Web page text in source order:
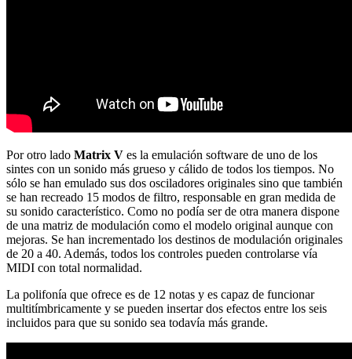
Por otro lado Matrix V es la emulación software de uno de los
sintes con un sonido más grueso y cálido de todos los tiempos. No
sólo se han emulado sus dos osciladores originales sino que también
se han recreado 15 modos de filtro, responsable en gran medida de
su sonido característico. Como no podía ser de otra manera dispone
de una matriz de modulación como el modelo original aunque con
mejoras. Se han incrementado los destinos de modulación originales
de 20 a 40. Además, todos los controles pueden controlarse vía
MIDI con total normalidad.
La polifonía que ofrece es de 12 notas y es capaz de funcionar
multitímbricamente y se pueden insertar dos efectos entre los seis
incluidos para que su sonido sea todavía más grande.